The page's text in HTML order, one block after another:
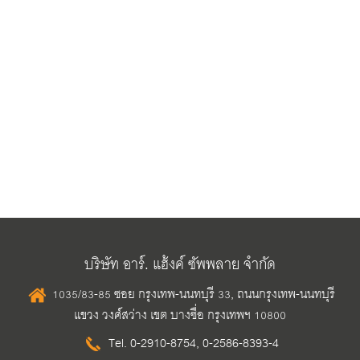
บริษัท อาร์. แฮ้งค์ ซัพพลาย จำกัด
1035/83-85 ซอย กรุงเทพ-นนทบุรี 33, ถนนกรุงเทพ-นนทบุรี
แขวง วงศ์สว่าง เขต บางซื่อ กรุงเทพฯ 10800
Tel.0-2910-8754,0-2586-8393-4